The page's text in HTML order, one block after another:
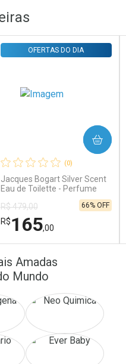
Comprar sem Desconto
Por R$ 389,90/cada
Por Menos
Comprar sem Desconto
Por R$ 389,90/cada
(0)
Jacques Bogart Silver Scent
Eau de Toilette - Perfume
OFERTAS DO DIA
R$ 479,00
R$165,00
66% OFF
COMPRAR
Laboratório
Por Menos
Amadas
Mundo